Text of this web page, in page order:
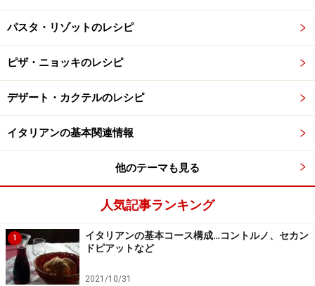
パスタ・リゾットのレシピ
ピザ・ニョッキのレシピ
デザート・カクテルのレシピ
イタリアンの基本関連情報
他のテーマも見る
人気記事ランキング
1
イタリアンの基本コース構成…コントルノ、セカン
ドピアットなど
2021/10/31